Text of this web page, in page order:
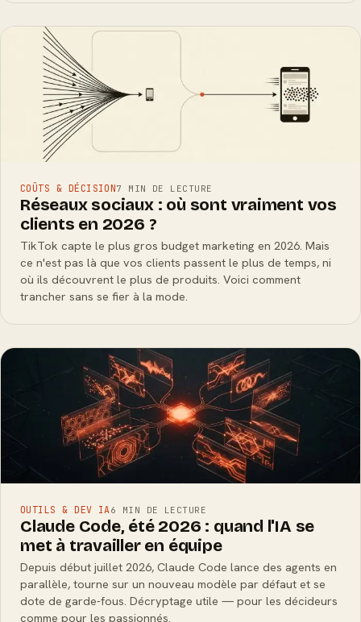
COÛTS & DÉCISION7 MIN DE LECTURE
Réseaux sociaux : où sont vraiment vos
clients en 2026 ?
TikTok capte le plus gros budget marketing en 2026. Mais
ce n'est pas là que vos clients passent le plus de temps, ni
où ils découvrent le plus de produits. Voici comment
trancher sans se fier à la mode.
OUTILS & DEV IA6 MIN DE LECTURE
Claude Code, été 2026 : quand l'IA se
met à travailler en équipe
Depuis début juillet 2026, Claude Code lance des agents en
parallèle, tourne sur un nouveau modèle par défaut et se
dote de garde-fous. Décryptage utile — pour les décideurs
comme pour les passionnés.